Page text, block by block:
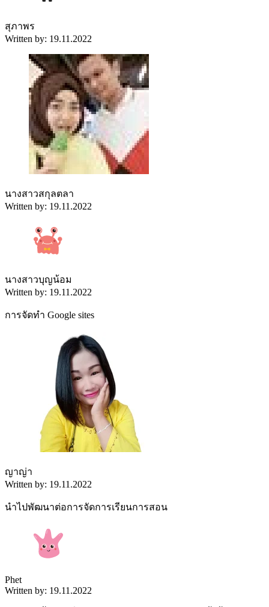
สุภาพร
Written by: 19.11.2022
นางสาวสกุลตลา
Written by: 19.11.2022
นางสาวบุญน้อม
Written by: 19.11.2022
การจัดทำ Google sites
ญาญ่า
Written by: 19.11.2022
นำไปพัฒนาต่อการจัดการเรียนการสอน
Phet
Written by: 19.11.2022